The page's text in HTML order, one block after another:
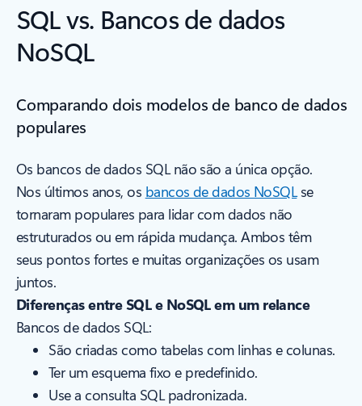
SQL vs. Bancos de dados
NoSQL
Comparando dois modelos de banco de dados
populares
Os bancos de dados SQL não são a única opção.
Nos últimos anos, os bancos de dados NoSQLse
tornaram populares para lidar com dados não
estruturados ou em rápida mudança. Ambos têm
seus pontos fortes e muitas organizações os usam
juntos.
Diferenças entre SQL e NoSQL em um relance
Bancos de dados SQL:
São criadas como tabelas com linhas e colunas.
Ter um esquema fixo e predefinido.
Use a consulta SQL padronizada.